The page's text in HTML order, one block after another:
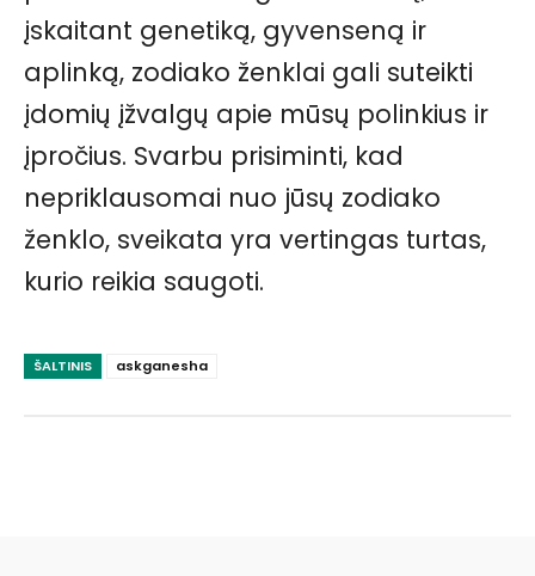
įskaitant genetiką, gyvenseną ir
aplinką, zodiako ženklai gali suteikti
įdomių įžvalgų apie mūsų polinkius ir
įpročius. Svarbu prisiminti, kad
nepriklausomai nuo jūsų zodiako
ženklo, sveikata yra vertingas turtas,
kurio reikia saugoti.
ŠALTINIS askganesha